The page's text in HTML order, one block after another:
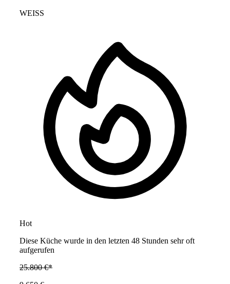
WEISS
Hot
Diese Küche wurde in den letzten 48 Stunden sehr oft
aufgerufen
25.800 €*